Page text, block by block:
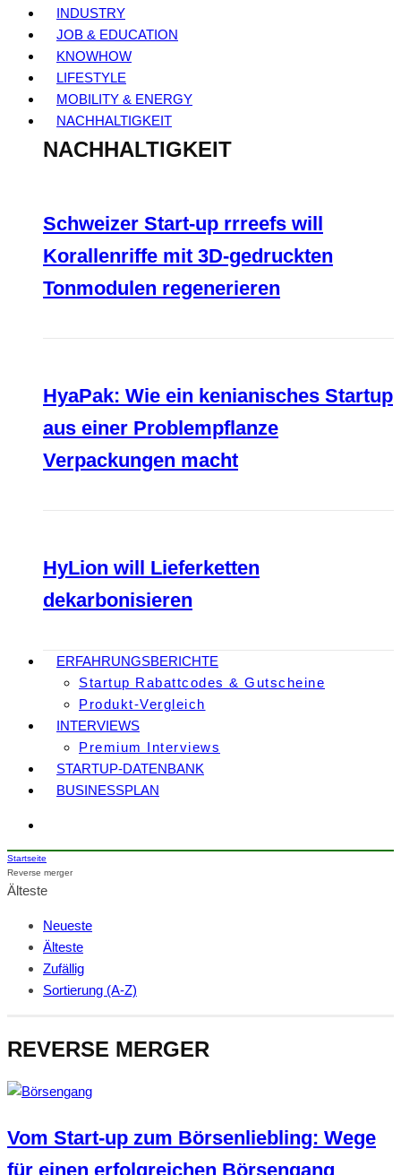
INDUSTRY
JOB & EDUCATION
KNOWHOW
LIFESTYLE
MOBILITY & ENERGY
NACHHALTIGKEIT
NACHHALTIGKEIT
Schweizer Start-up rrreefs will
Korallenriffe mit 3D-gedruckten
Tonmodulen regenerieren
HyaPak: Wie ein kenianisches Startup
aus einer Problempflanze
Verpackungen macht
HyLion will Lieferketten
dekarbonisieren
ERFAHRUNGSBERICHTE
Startup Rabattcodes & Gutscheine
Produkt-Vergleich
INTERVIEWS
Premium Interviews
STARTUP-DATENBANK
BUSINESSPLAN
Startseite
Reverse merger
Älteste
Neueste
Älteste
Zufällig
Sortierung (A-Z)
REVERSE MERGER
Vom Start-up zum Börsenliebling: Wege
für einen erfolgreichen Börsengang